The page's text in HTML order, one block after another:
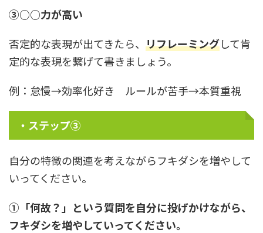
③○○力が高い
否定的な表現が出てきたら、 リフレーミングして肯
定的な表現を繋げて書きましょう。
例：怠慢→効率化好き ルールが苦手→本質重視
・ステップ③
自分の特徴の関連を考えながらフキダシを増やして
いってください。
①「何故？」という質問を自分に投げかけながら、
フキダシを増やしていってください。